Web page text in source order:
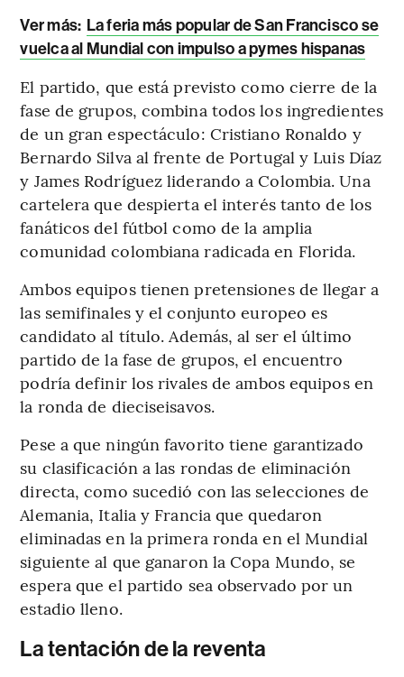
Ver más: La feria más popular de San Francisco se
vuelca al Mundial con impulso a pymes hispanas
El partido, que está previsto como cierre de la
fase de grupos, combina todos los ingredientes
de un gran espectáculo: Cristiano Ronaldo y
Bernardo Silva al frente de Portugal y Luis Díaz
y James Rodríguez liderando a Colombia. Una
cartelera que despierta el interés tanto de los
fanáticos del fútbol como de la amplia
comunidad colombiana radicada en Florida.
Ambos equipos tienen pretensiones de llegar a
las semifinales y el conjunto europeo es
candidato al título. Además, al ser el último
partido de la fase de grupos, el encuentro
podría definir los rivales de ambos equipos en
la ronda de dieciseisavos.
Pese a que ningún favorito tiene garantizado
su clasificación a las rondas de eliminación
directa, como sucedió con las selecciones de
Alemania, Italia y Francia que quedaron
eliminadas en la primera ronda en el Mundial
siguiente al que ganaron la Copa Mundo, se
espera que el partido sea observado por un
estadio lleno.
La tentación de la reventa